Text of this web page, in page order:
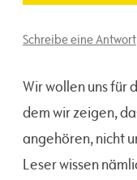
Schreibe eine Antwort
Wir wollen uns für
dem wir zeigen,
angehören, nicht
Leser wissen